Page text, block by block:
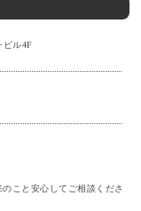
ビル4F
こと安心してご相談くださ